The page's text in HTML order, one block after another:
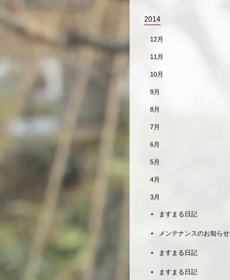
2014
12月
11月
10月
9月
8月
7月
6月
5月
4月
3月
ますまる日記
メンテナンスのお知らせ
ますまる日記
ますまる日記